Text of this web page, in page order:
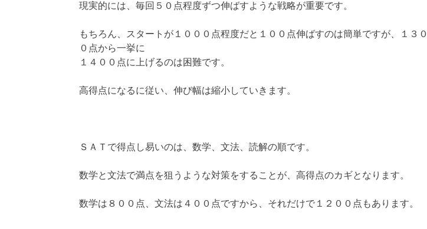
現実的には、毎回５０点程度ずつ伸ばすような戦略が重要です。
もちろん、スタートが１０００点程度だと１００点伸ばすのは簡単ですが、１３０
０点から一挙に
１４００点に上げるのは困難です。
高得点になるに従い、伸び幅は縮小していきます。
ＳＡＴで得点し易いのは、数学、文法、読解の順です。
数学と文法で満点を狙うような対策をすることが、高得点のカギとなります。
数学は８００点、文法は４００点ですから、それだけで１２００点もあります。